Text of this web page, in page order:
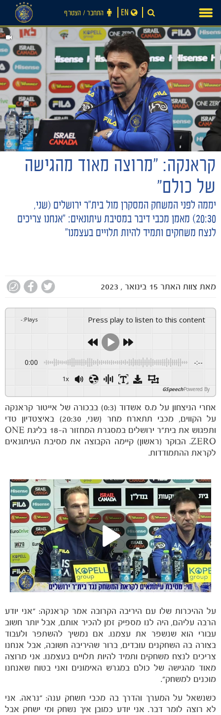
חדשות
הקבוצות
content
התחבר ‪/‬ הצטרף EN
קראנקה: "מרוצה מאוד מהגישה
של כולם"
יממה לפני המשחק המסקרן מול בית"ר ירושלים (שני,
20:30) מאמן מכבי דיבר במסיבת עיתונאים: "אנחנו צריכים
לנצח משחקים ותמיד להיות תלויים בעצמנו"
מאת צוות האתר 15 בינואר , 2023
Press play to listen to this content
Plays
:
-
0:00 -:--
1x
Powered By
GSpeech
אחרי הניצחון על מ.ס אשדוד (0:3) בבכורה של אייטור קראנקה
על הקווים, מכבי תתארח מחר (שני, 20:30) באיצטדיון טדי
ותפגוש את בית"ר ירושלים במסגרת המחזור ה-18 בליגת ONE
ZERO. הבוקר (ראשון) קיימה הקבוצה את מסיבת העיתונאים
לקראת ההתמודדות.
על ההיכרות שלו עם היריבה הקרובה אמר קראנקה: "אני יודע
הרבה עליהם, היה לנו מספיק זמן להכיר אותם, אבל יותר חשוב
עבורי הוא שנשפר את עצמנו. אם נמשיך להשתפר ולעבוד
בצורה בה השחקנים עובדים, ברור שהיריבה חשובה, אבל אנחנו
צריכים לנצח משחקים ותמיד להיות תלויים בעצמנו. אני מרוצה
מאוד מהגישה של כולם במגרש האימונים ואני בטוח שאנחנו
מוכנים למשחק".
כשנשאל על המערך והדרך בה מכבי תשחק ענה: "נראה. אני
לא רוצה לומר דבר. אני יודע כמובן איך נשחק ומי ישחק אבל